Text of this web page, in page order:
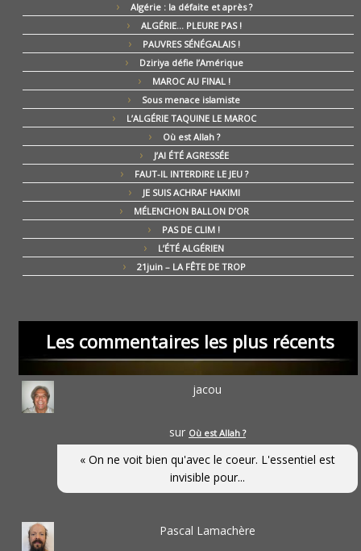
Algérie : la défaite et après ?
ALGÉRIE… PLEURE PAS !
PAUVRES SÉNÉGALAIS !
Dziriya défie l’Amérique
MAROC AU FINAL !
Sous menace islamiste
L’ALGÉRIE TAQUINE LE MAROC
Où est Allah ?
J’AI ÉTÉ AGRESSÉE
FAUT-IL INTERDIRE LE JEU ?
JE SUIS ACHRAF HAKIMI
MÉLENCHON BALLON D’OR
PAS DE CLIM !
L’ÉTÉ ALGÉRIEN
21juin – LA FÊTE DE TROP
Les commentaires les plus récents
jacou
sur Où est Allah ?
« On ne voit bien qu'avec le coeur. L'essentiel est
invisible pour...
Pascal Lamachère